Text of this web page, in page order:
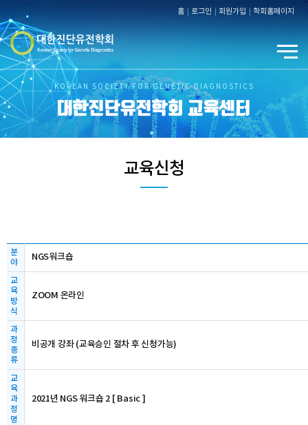
홈 로그인 회원가입 학회홈페이지
KOREAN SOCIETY FOR GENETIC DIAGNOSTICS
대한진단유전학회 교육센터
교육신청
분
야
NGS워크숍
교
육
방
식
ZOOM 온라인
과
정
종
류
비공개 강좌 (교육승인 절차 후 신청가능)
교
육
과
정
명
2021년 NGS 워크숍 2 [ Basic ]